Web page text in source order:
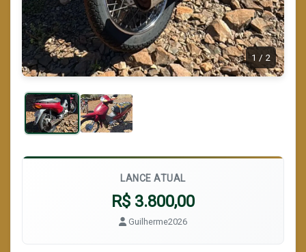
1 / 2
LANCE ATUAL
R$ 3.800,00
Guilherme2026